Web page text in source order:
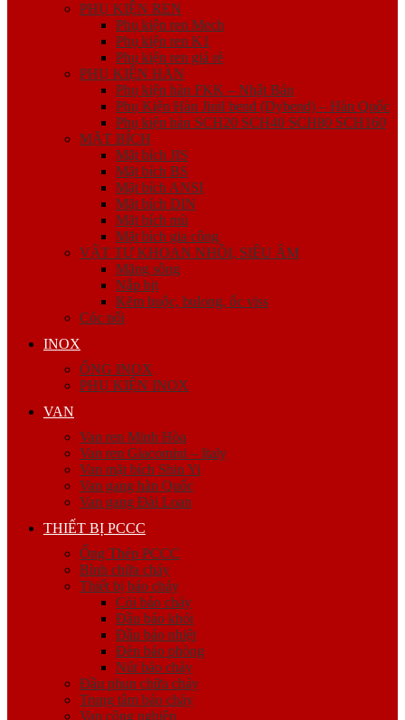
PHỤ KIỆN REN
Phụ kiện ren Mech
Phụ kiện ren K1
Phụ kiện ren giá rẻ
PHỤ KIỆN HÀN
Phụ kiện hàn FKK – Nhật Bản
Phụ Kiện Hàn Jinil bend (Dybend) – Hàn Quốc
Phụ kiện hàn SCH20 SCH40 SCH80 SCH160
MẶT BÍCH
Mặt bích JIS
Mặt bích BS
Mặt bích ANSI
Mặt bích DIN
Mặt bích mù
Mặt bích gia công
VẬT TƯ KHOAN NHỒI, SIÊU ÂM
Măng sông
Nắp bịt
Kẽm buộc, bulong, ốc viss
Cóc nối
INOX
ỐNG INOX
PHỤ KIỆN INOX
VAN
Van ren Minh Hòa
Van ren Giacomini – Italy
Van mặt bích Shin Yi
Van gang hàn Quốc
Van gang Đài Loan
THIẾT BỊ PCCC
Ống Thép PCCC
Bình chữa cháy
Thiết bị báo cháy
Còi báo cháy
Đầu báo khói
Đầu báo nhiệt
Đèn báo phòng
Nút báo cháy
Đầu phun chữa cháy
Trung tâm báo cháy
Van công nghiệp